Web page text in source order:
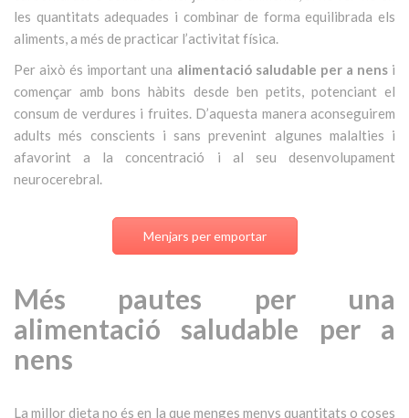
les quantitats adequades i combinar de forma equilibrada els
aliments, a més de practicar l’activitat física.
Per això és important una alimentació saludable per a nensi
començar amb bons hàbits desde ben petits, potenciant el
consum de verdures i fruites. D’aquesta manera aconseguirem
adults més conscients i sans prevenint algunes malalties i
afavorint a la concentració i al seu desenvolupament
neurocerebral.
Menjars per emportar
Més pautes per una
alimentació saludable per a
nens
La millor dieta no és en la que menges menys quantitats o coses